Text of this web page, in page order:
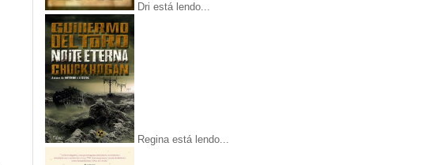
Dri está lendo...
Regina está lendo...